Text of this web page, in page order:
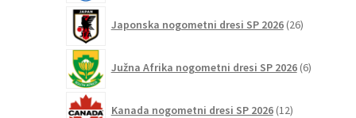
Japonska nogometni dresi SP 2026 26izdelkov
Južna Afrika nogometni dresi SP 2026 6izdelkov
Kanada nogometni dresi SP 2026 12